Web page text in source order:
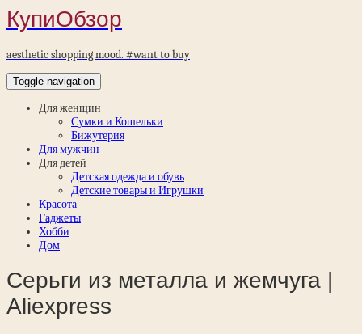
КупиОбзор
aesthetic shopping mood. #want to buy
Toggle navigation
Для женщин
Сумки и Кошельки
Бижутерия
Для мужчин
Для детей
Детская одежда и обувь
Детские товары и Игрушки
Красота
Гаджеты
Хобби
Дом
Серьги из металла и жемчуга |
Aliexpress